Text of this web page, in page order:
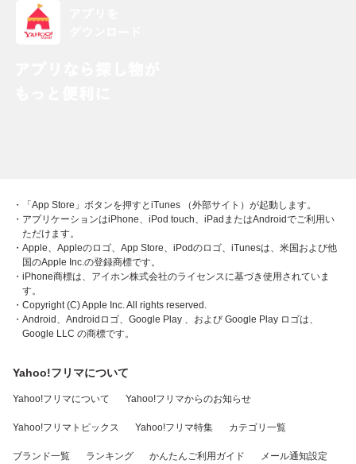
・「App Store」ボタンを押すとiTunes （外部サイト）が起動します。
・アプリケーションはiPhone、iPod touch、iPadまたはAndroidでご利用い
ただけます。
・Apple、Appleのロゴ、App Store、iPodのロゴ、iTunesは、米国および他
国のApple Inc.の登録商標です。
・iPhone商標は、アイホン株式会社のライセンスに基づき使用されていま
す。
・Copyright (C) Apple Inc. All rights reserved.
・Android、Androidロゴ、Google Play 、および Google Play ロゴは、
Google LLC の商標です。
Yahoo!フリマについて
Yahoo!フリマについて Yahoo!フリマからのお知らせ
Yahoo!フリマトピックス Yahoo!フリマ特集 カテゴリ一覧
ブランド一覧 ランキング かんたんご利用ガイド メール通知設定